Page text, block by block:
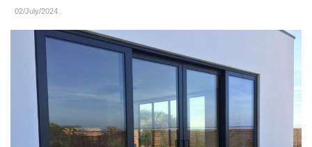
02/July/2024 .